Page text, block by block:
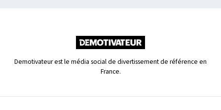
Demotivateur est le média social de divertissement de référence en
France.